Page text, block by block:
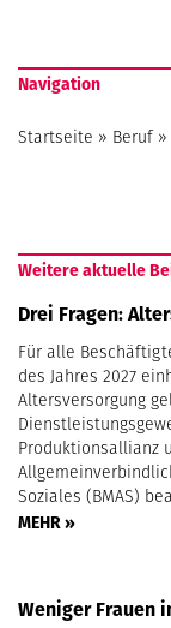
Navigation
Startseite » Beruf»
Weitere aktuelle
Drei Fragen:
Für alle
des Jahres 2027
Altersversorgung
Produktionsallianz
Soziales (BMAS)
MEHR »
Weniger Frauen